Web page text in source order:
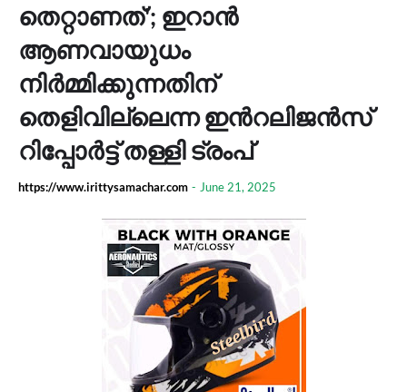
തെറ്റാണത്'; ഇറാൻ
ആണവായുധം
നിർമ്മിക്കുന്നതിന്
തെളിവില്ലെന്ന ഇന്‍റലിജൻസ്
റിപ്പോർട്ട് തള്ളി ട്രംപ്
https://www.irittysamachar.com - June 21, 2025